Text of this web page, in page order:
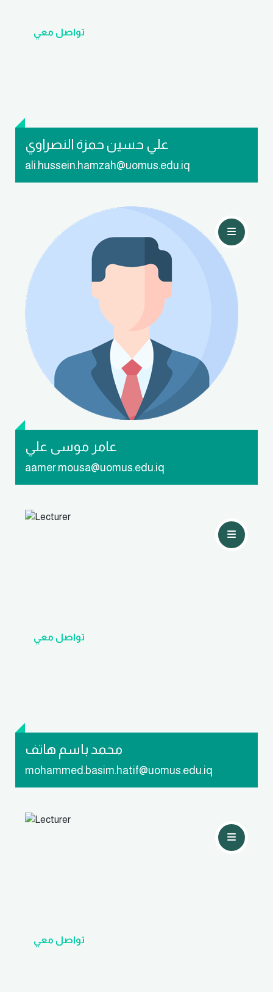
علي حسين حمزة النصراوي
ali.hussein.hamzah@uomus.edu.iq
تواصل معي
عامر موسى علي
aamer.mousa@uomus.edu.iq
محمد باسم هاتف
mohammed.basim.hatif@uomus.edu.iq
تواصل معي
تواصل معي